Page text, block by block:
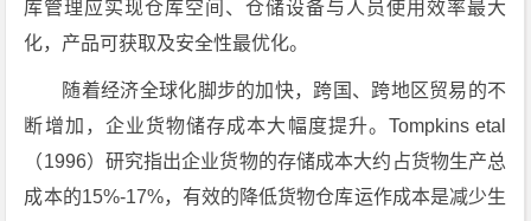
库管理应实现仓库空间、仓储设备与人员使用效率最大
化，产品可获取及安全性最优化。
随着经济全球化脚步的加快，跨国、跨地区贸易的不
断增加，企业货物储存成本大幅度提升。Tompkins etal
（1996）研究指出企业货物的存储成本大约占货物生产总
成本的15%-17%，有效的降低货物仓库运作成本是减少生